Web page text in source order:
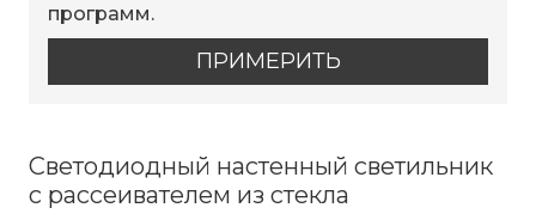
программ.
ПРИМЕРИТЬ
Светодиодный настенный светильник
с рассеивателем из стекла